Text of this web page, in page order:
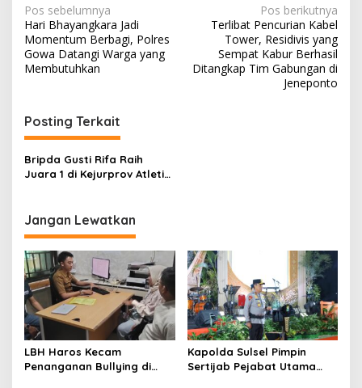
N
a
v
a
s
i
o
s
Pos sebelumnya
Hari Bhayangkara Jadi
Momentum Berbagi, Polres
Gowa Datangi Warga yang
Membutuhkan
Pos berikutnya
Terlibat Pencurian Kabel
Tower, Residivis yang
Sempat Kabur Berhasil
Ditangkap Tim Gabungan di
Jeneponto
Posting Terkait
Bripda Gusti Rifa Raih
Juara 1 di Kejurprov Atletik
Jangan Lewatkan
LBH Haros Kecam
Penanganan Bullying di
Kapolda Sulsel Pimpin
Sertijab Pejabat Utama